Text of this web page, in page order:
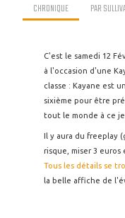
CHRONIQUE PAR
C'est le samedi 12
à l'occasion d'une
classe : Kayane est
sixième pour être
tout le monde à ce
Il y aura du freeplay
risque, miser 3
Tous les détails se
la belle affiche de